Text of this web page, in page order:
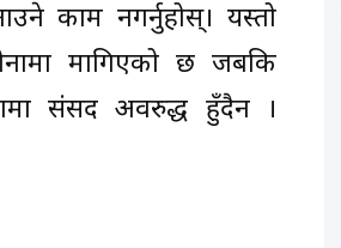
काम नगर्नुहोस्। यस्तो
मागिएको छ जबकि
संसद अवरुद्ध हुँदैन ।